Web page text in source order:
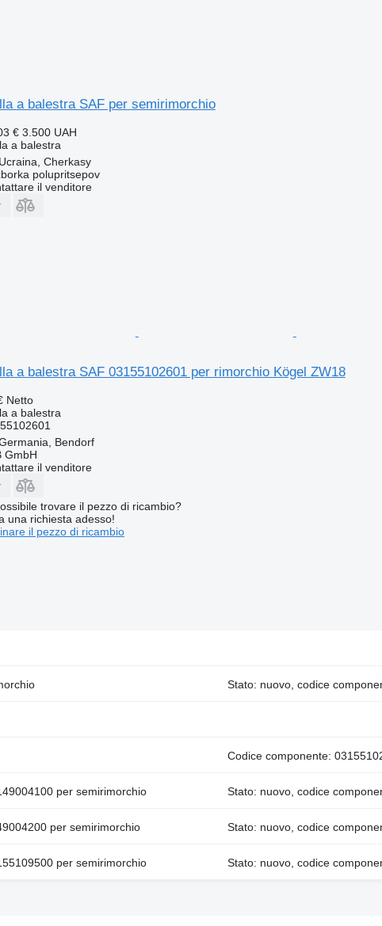
a balestra SAF per semirimorchio
€ 3.500 UAH
a balestra
Ucraina, Cherkasy
polupritsepov
il venditore
a balestra SAF 03155102601 per rimorchio Kögel ZW18
Netto
a balestra
Bendorf
GmbH
il venditore
trovare il pezzo di ricambio?
una richiesta adesso!
il pezzo di ricambio
Stato: nuovo, codice
Codice componente:
per semirimorchio Stato: nuovo, codice
per semirimorchio Stato: nuovo, codice
per semirimorchio Stato: nuovo, codice